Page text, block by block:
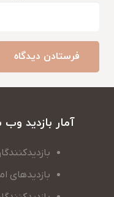
فرستادن دیدگاه
آمار بازدید
بازدیدهای